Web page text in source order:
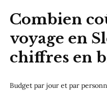
Combien
voyage en
chiffres en
Budget par jour et par